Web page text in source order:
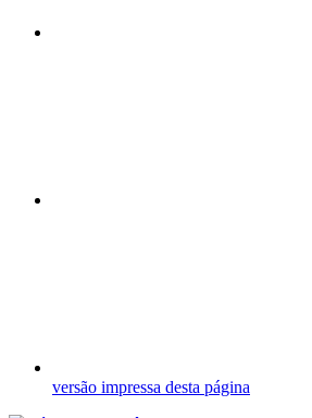
versão impressa desta página